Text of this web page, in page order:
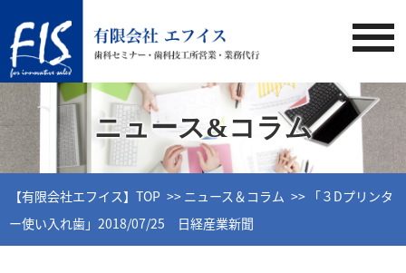
ニュース&コラム
【有限会社エフイス】TOP ニュース＆コラム
「３Dプリンタ
ー使い入れ歯」2018/07/25 日経産業新聞